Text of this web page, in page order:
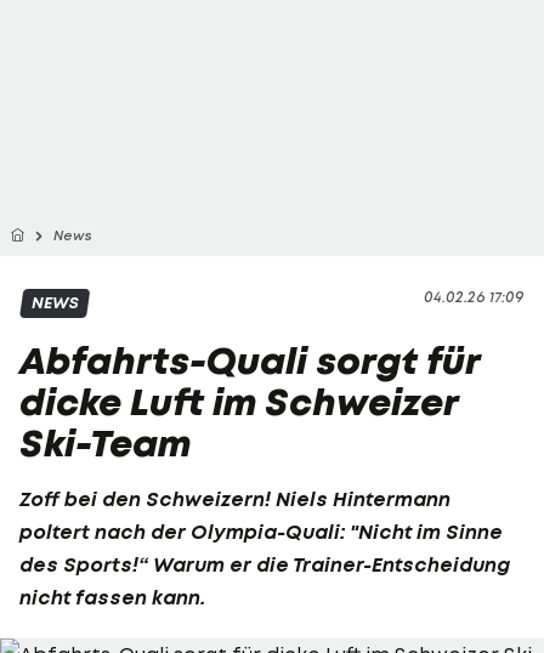
News
04.02.26 17:09
NEWS
Abfahrts-Quali sorgt für
dicke Luft im Schweizer
Ski-Team
Zoff bei den Schweizern! Niels Hintermann
poltert nach der Olympia-Quali: "Nicht im Sinne
des Sports!“ Warum er die Trainer-Entscheidung
nicht fassen kann.